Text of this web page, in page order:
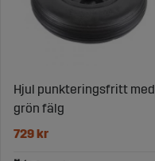
Hjul punkteringsfritt med
grön fälg
729 kr